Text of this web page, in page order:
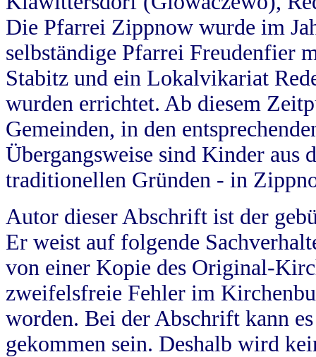
Die Pfarrei Zippnow wurde im
selbständige Pfarrei Freudenfier
Stabitz und ein Lokalvikariat
wurden errichtet. Ab diesem
Gemeinden, in den
Übergangsweise sind Kinder aus
traditionellen Gründen - in
Autor dieser Abschrift ist der
Er weist auf folgende
von einer Kopie des Original-
zweifelsfreie Fehler im
worden. Bei der Abschrift kann
gekommen sein. Deshalb wird